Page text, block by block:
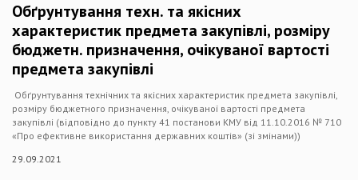
Обґрунтування техн. та якісних
характеристик предмета закупівлі, розміру
бюджетн. призначення, очікуваної вартості
предмета закупівлі
Обґрунтування технічних та якісних характеристик предмета закупівлі,
розміру бюджетного призначення, очікуваної вартості предмета
закупівлі (відповідно до пункту 41 постанови КМУ від 11.10.2016 № 710
«Про ефективне використання державних коштів» (зі змінами))
29.09.2021